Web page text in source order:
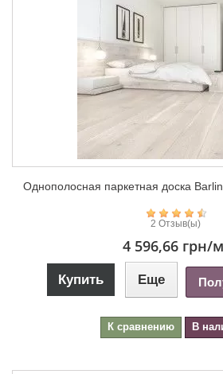
Однополосная паркетная доска
2 Отзыв(ы)
4 596,66 грн/м
Купить Еще
К сравнению В